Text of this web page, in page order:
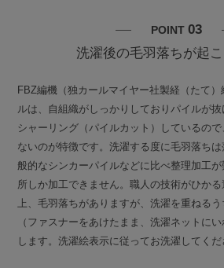
POINT 03
洗濯後の毛羽落ちが起
FBZ編機（独カールマイヤー社製経（たて
ルは、自組織がしっかりしておりパイルが抜
シャーリング（パイルカット）しているの
ないのが特徴です。洗濯する度に毛羽落ち
般的なシンカーパイルなどに比べ整理加工
所しか加工できません。職人の技術がひか
上、毛羽落ちがありますが、洗濯を重ねるう
（ファスナーをあけたまま、洗濯ネットに
します。洗濯絵表示に従ってお洗濯してくだ